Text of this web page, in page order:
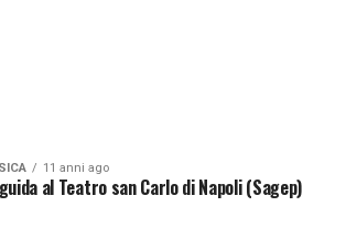
11 anni ago
al Teatro san Carlo di Napoli (Sagep)